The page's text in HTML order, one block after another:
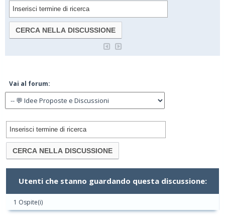
Vai al forum:
Utenti che stanno guardando questa discussione:
1 Ospite(i)